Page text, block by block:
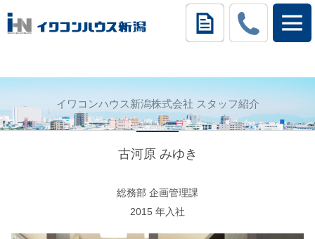
イワコンハウス新潟株式会社 スタッフ紹介
古河原 みゆき
総務部 企画管理課
2015 年入社